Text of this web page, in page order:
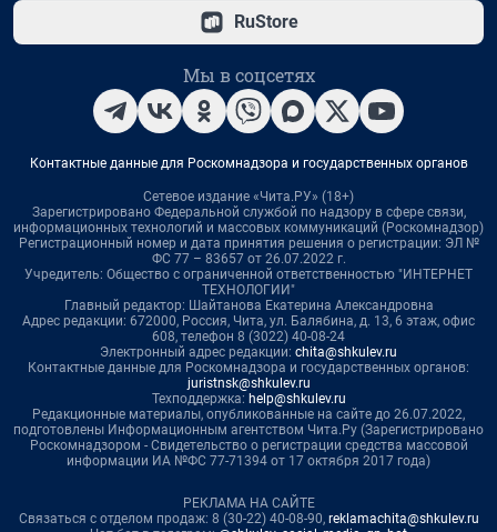
RuStore
Мы в соцсетях
Контактные данные для Роскомнадзора и государственных органов
Сетевое издание «Чита.РУ» (18+)
Зарегистрировано Федеральной службой по надзору в сфере связи,
информационных технологий и массовых коммуникаций (Роскомнадзор)
Регистрационный номер и дата принятия решения о регистрации: ЭЛ №
ФС 77 – 83657 от 26.07.2022 г.
Учредитель: Общество с ограниченной ответственностью "ИНТЕРНЕТ
ТЕХНОЛОГИИ"
Главный редактор: Шайтанова Екатерина Александровна
Адрес редакции: 672000, Россия, Чита, ул. Балябина, д. 13, 6 этаж, офис
608, телефон 8 (3022) 40-08-24
Электронный адрес редакции: chita@shkulev.ru
Контактные данные для Роскомнадзора и государственных органов:
juristnsk@shkulev.ru
Техподдержка: help@shkulev.ru
Редакционные материалы, опубликованные на сайте до 26.07.2022,
подготовлены Информационным агентством Чита.Ру (Зарегистрировано
Роскомнадзором - Свидетельство о регистрации средства массовой
информации ИА №ФС 77-71394 от 17 октября 2017 года)
РЕКЛАМА НА САЙТЕ
Связаться с отделом продаж: 8 (30-22) 40-08-90, reklamachita@shkulev.ru